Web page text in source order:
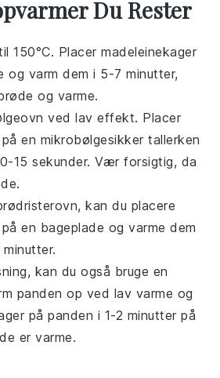
Du Rester
150°C. Placermadeleinekager
og varm dem i 5-7 minutter,
og varme.
ved lav effekt. Placer
på en mikrobølgesikker tallerken
15 sekunder. Vær forsigtig, da
kan du placere
på en bageplade og varme dem
kan du også bruge en
panden op ved lav varme og
på panden i 1-2 minutter på
er varme.